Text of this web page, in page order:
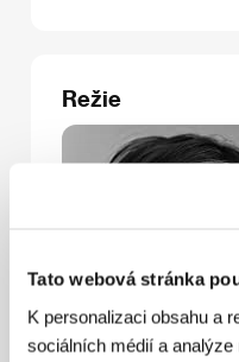
Tato webová stránka
K personalizaci obsahu a
sociálních médií a
Režie